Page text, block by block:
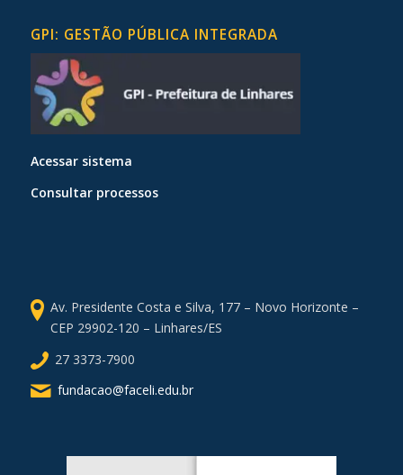
GPI: GESTÃO PÚBLICA INTEGRADA
Acessar sistema
Consultar processos
Av. Presidente Costa e Silva, 177 – Novo Horizonte –
CEP 29902-120 – Linhares/ES
27 3373-7900
fundacao@faceli.edu.br